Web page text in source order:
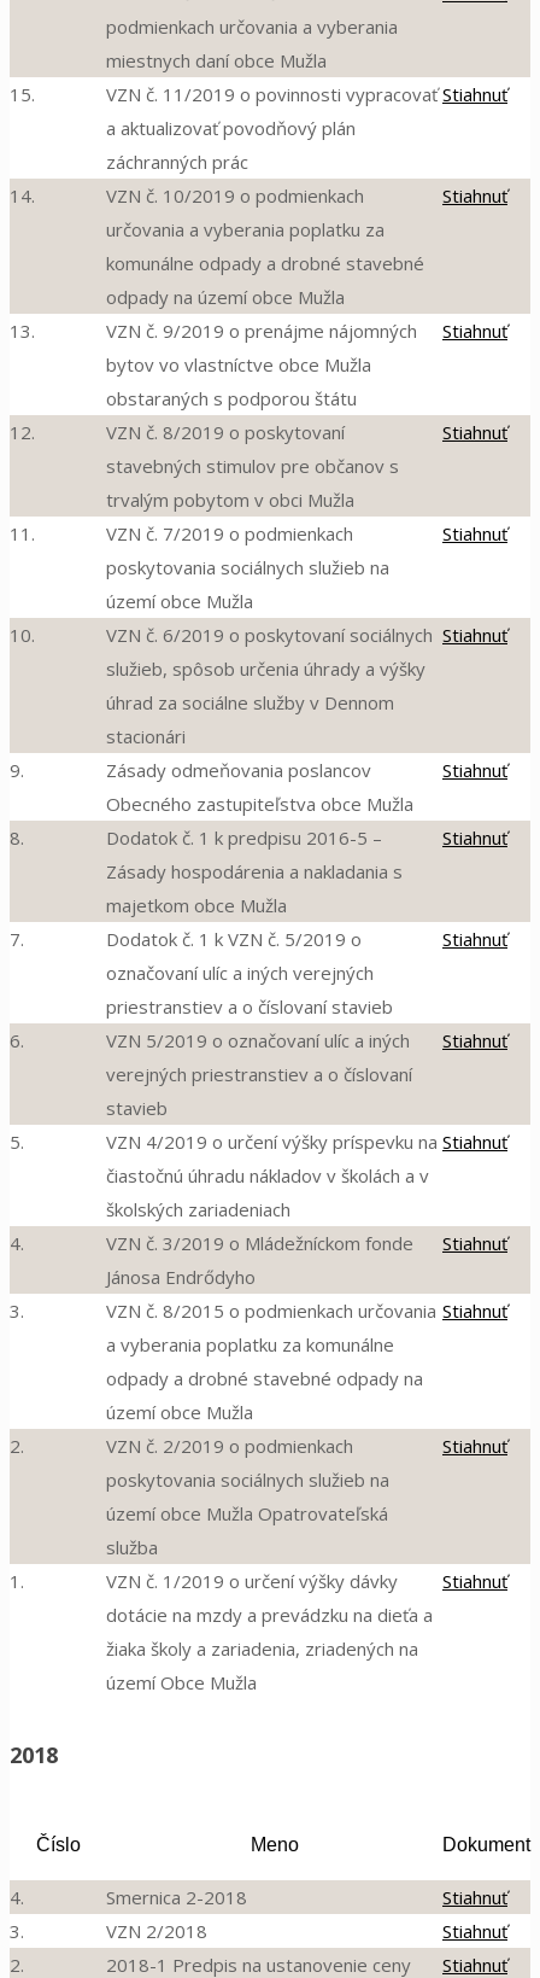
podmienkach určovania a vyberania
miestnych daní obce Mužla
15.
VZN č. 11/2019 o povinnosti vypracovať
a aktualizovať povodňový plán
záchranných prác
Stiahnuť
14.
VZN č. 10/2019 o podmienkach
určovania a vyberania poplatku za
komunálne odpady a drobné stavebné
odpady na území obce Mužla
Stiahnuť
13.
VZN č. 9/2019 o prenájme nájomných
bytov vo vlastníctve obce Mužla
obstaraných s podporou štátu
Stiahnuť
12.
VZN č. 8/2019 o poskytovaní
stavebných stimulov pre občanov s
trvalým pobytom v obci Mužla
Stiahnuť
11.
VZN č. 7/2019 o podmienkach
poskytovania sociálnych služieb na
území obce Mužla
Stiahnuť
10.
VZN č. 6/2019 o poskytovaní sociálnych
služieb, spôsob určenia úhrady a výšky
úhrad za sociálne služby v Dennom
stacionári
Stiahnuť
9.
Zásady odmeňovania poslancov
Obecného zastupiteľstva obce Mužla
Stiahnuť
8.
Dodatok č. 1 k predpisu 2016-5 –
Zásady hospodárenia a nakladania s
majetkom obce Mužla
Stiahnuť
7.
Dodatok č. 1 k VZN č. 5/2019 o
označovaní ulíc a iných verejných
priestranstiev a o číslovaní stavieb
Stiahnuť
6.
VZN 5/2019 o označovaní ulíc a iných
verejných priestranstiev a o číslovaní
stavieb
Stiahnuť
5.
VZN 4/2019 o určení výšky príspevku na
čiastočnú úhradu nákladov v školách a v
školských zariadeniach
Stiahnuť
4.
VZN č. 3/2019 o Mládežníckom fonde
Jánosa Endrődyho
Stiahnuť
3.
VZN č. 8/2015 o podmienkach určovania
a vyberania poplatku za komunálne
odpady a drobné stavebné odpady na
území obce Mužla
Stiahnuť
2.
VZN č. 2/2019 o podmienkach
poskytovania sociálnych služieb na
území obce Mužla Opatrovateľská
služba
Stiahnuť
1.
VZN č. 1/2019 o určení výšky dávky
dotácie na mzdy a prevádzku na dieťa a
žiaka školy a zariadenia, zriadených na
území Obce Mužla
Stiahnuť
2018
Číslo Meno Dokument
4. Smernica 2-2018
Stiahnuť
3.
VZN 2/2018
Stiahnuť
2.
2018-1 Predpis na ustanovenie ceny
Stiahnuť